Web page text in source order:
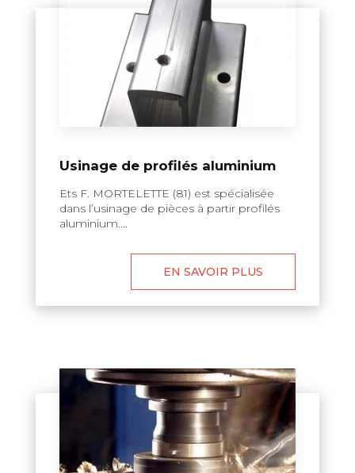
Usinage de profilés aluminium
Ets F. MORTELETTE (81) est spécialisée
dans l’usinage de pièces à partir profilés
aluminium....
EN SAVOIR PLUS